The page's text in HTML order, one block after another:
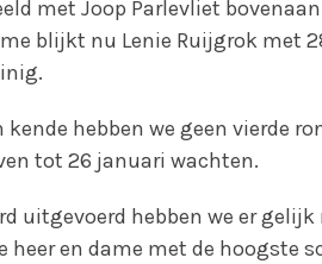
met Joop Parlevliet
blijkt nu Lenie Ruijgrok met
hebben we geen vierde
tot 26 januari wachten.
uitgevoerd hebben we er gelijk
en dame met de hoogste